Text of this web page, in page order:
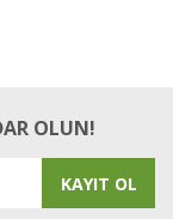
OLUN!
KAYIT OL